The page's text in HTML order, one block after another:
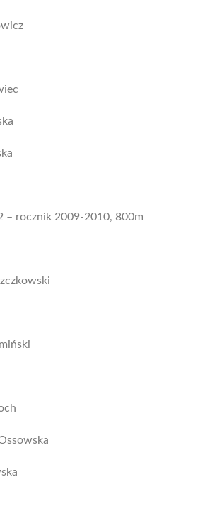
– rocznik 2009-2010, 800m